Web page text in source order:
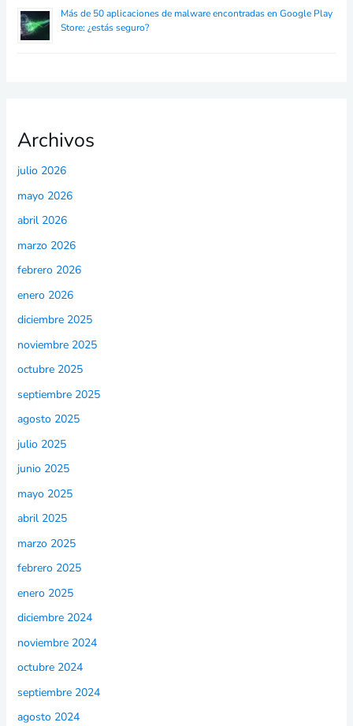
Más de 50 aplicaciones de malware encontradas en Google Play
Store: ¿estás seguro?
Archivos
julio 2026
mayo 2026
abril 2026
marzo 2026
febrero 2026
enero 2026
diciembre 2025
noviembre 2025
octubre 2025
septiembre 2025
agosto 2025
julio 2025
junio 2025
mayo 2025
abril 2025
marzo 2025
febrero 2025
enero 2025
diciembre 2024
noviembre 2024
octubre 2024
septiembre 2024
agosto 2024